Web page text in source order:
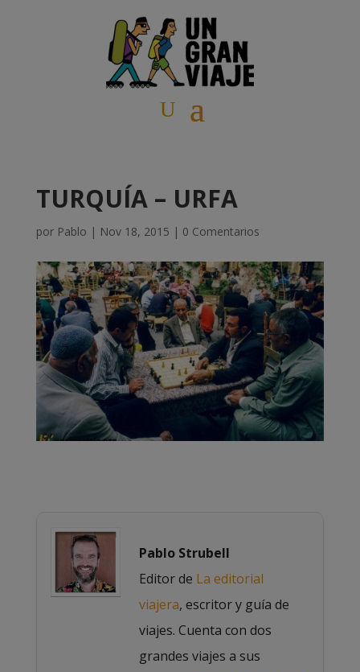
TURQUÍA – URFA
por Pablo | Nov 18, 2015 | 0 Comentarios
Pablo Strubell
Editor de La editorial
viajera, escritor y guía de
viajes. Cuenta con dos
grandes viajes a sus